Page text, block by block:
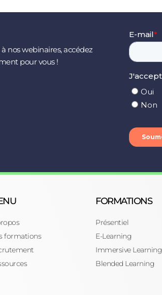
nos webinaires, accédez
pour vous !
formations
FORMATIONS
Présentiel
E-Learning
Immersive Learning
Blended Learning